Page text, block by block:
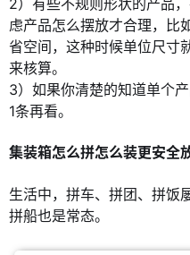
2）有些不规则形状的产品
虑产品怎么摆放才合理，比
省空间，这种时候单位尺寸
来核算。
3）如果你清楚的知道单个
1条再看。
集装箱怎么拼怎么装更安全
生活中，拼车、拼团、拼饭
拼船也是常态。